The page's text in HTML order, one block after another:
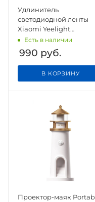
Удлинитель
светодиодной ленты
Xiaomi Yeelight
Lightstrip Plus
(YLOT01YL)
Есть в наличии
990 руб.
В КОРЗИНУ
Проектор-маяк